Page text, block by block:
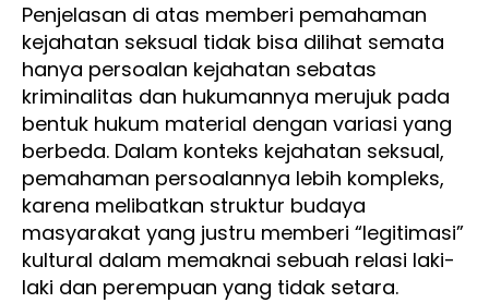
Penjelasan di atas memberi pemahaman
kejahatan seksual tidak bisa dilihat semata
hanya persoalan kejahatan sebatas
kriminalitas dan hukumannya merujuk pada
bentuk hukum material dengan variasi yang
berbeda. Dalam konteks kejahatan seksual,
pemahaman persoalannya lebih kompleks,
karena melibatkan struktur budaya
masyarakat yang justru memberi “legitimasi”
kultural dalam memaknai sebuah relasi laki-
laki dan perempuan yang tidak setara.